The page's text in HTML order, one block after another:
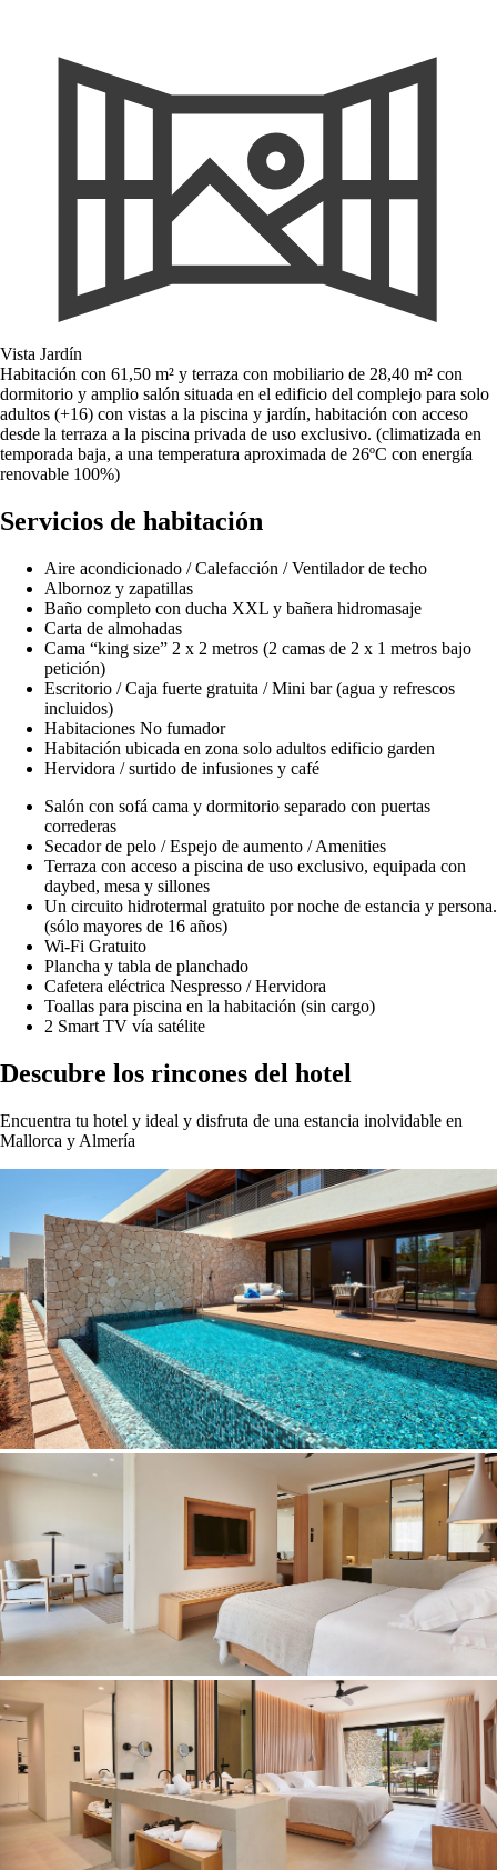
Vista Jardín
Habitación con 61,50 m² y terraza con mobiliario de 28,40 m² con
dormitorio y amplio salón situada en el edificio del complejo para solo
adultos (+16) con vistas a la piscina y jardín, habitación con acceso
desde la terraza a la piscina privada de uso exclusivo. (climatizada en
temporada baja, a una temperatura aproximada de 26ºC con energía
renovable 100%)
Servicios de habitación
Aire acondicionado / Calefacción / Ventilador de techo
Albornoz y zapatillas
Baño completo con ducha XXL y bañera hidromasaje
Carta de almohadas
Cama “king size” 2 x 2 metros (2 camas de 2 x 1 metros bajo
petición)
Escritorio / Caja fuerte gratuita / Mini bar (agua y refrescos
incluidos)
Habitaciones No fumador
Habitación ubicada en zona solo adultos edificio garden
Hervidora / surtido de infusiones y café
Salón con sofá cama y dormitorio separado con puertas
correderas
Secador de pelo / Espejo de aumento / Amenities
Terraza con acceso a piscina de uso exclusivo, equipada con
daybed, mesa y sillones
Un circuito hidrotermal gratuito por noche de estancia y persona.
(sólo mayores de 16 años)
Wi-Fi Gratuito
Plancha y tabla de planchado
Cafetera eléctrica Nespresso / Hervidora
Toallas para piscina en la habitación (sin cargo)
2 Smart TV vía satélite
Descubre los rincones del hotel
Encuentra tu hotel y ideal y disfruta de una estancia inolvidable en
Mallorca y Almería